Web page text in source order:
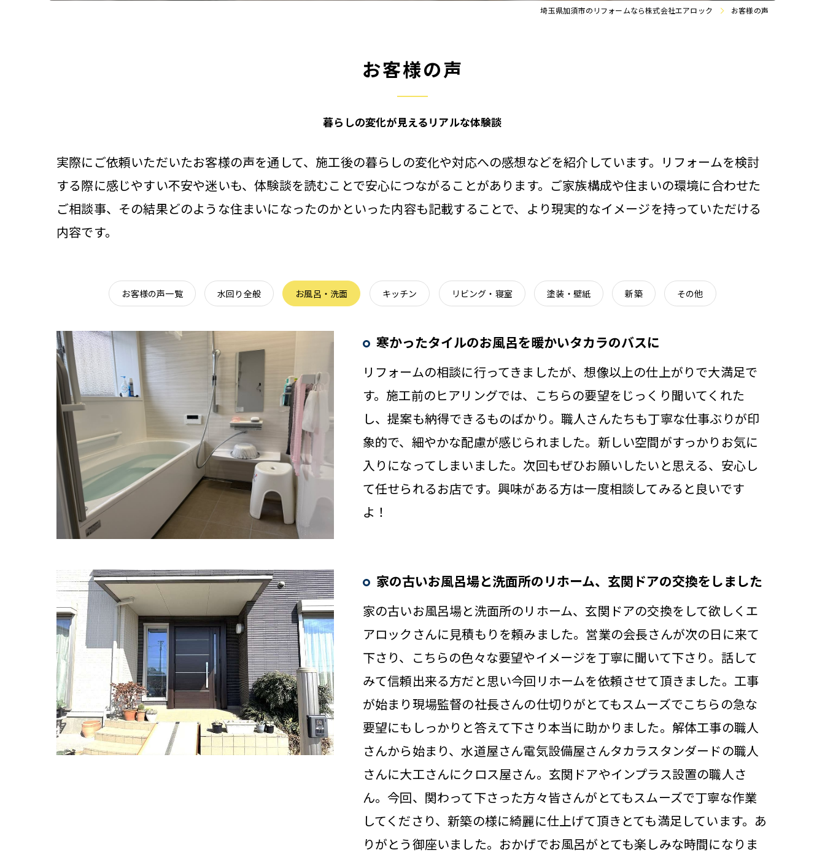
埼玉県加須市のリフォームなら株式会社エアロック お客様の声
お客様の声
暮らしの変化が見えるリアルな体験談
実際にご依頼いただいたお客様の声を通して、施工後の暮らしの変化や対応への感想などを紹介しています。リフォームを検討
する際に感じやすい不安や迷いも、体験談を読むことで安心につながることがあります。ご家族構成や住まいの環境に合わせた
ご相談事、その結果どのような住まいになったのかといった内容も記載することで、より現実的なイメージを持っていただける
内容です。
お客様の声一覧 水回り全般 お風呂・洗面 キッチン リビング・寝室 塗装・壁紙 新築 その他
寒かったタイルのお風呂を暖かいタカラのバスに
リフォームの相談に行ってきましたが、想像以上の仕上がりで大満足で
す。施工前のヒアリングでは、こちらの要望をじっくり聞いてくれた
し、提案も納得できるものばかり。職人さんたちも丁寧な仕事ぶりが印
象的で、細やかな配慮が感じられました。新しい空間がすっかりお気に
入りになってしまいました。次回もぜひお願いしたいと思える、安心し
て任せられるお店です。興味がある方は一度相談してみると良いです
よ！
家の古いお風呂場と洗面所のリホーム、玄関ドアの交換をしました
家の古いお風呂場と洗面所のリホーム、玄関ドアの交換をして欲しくエ
アロックさんに見積もりを頼みました。営業の会長さんが次の日に来て
下さり、こちらの色々な要望やイメージを丁寧に聞いて下さり。話して
みて信頼出来る方だと思い今回リホームを依頼させて頂きました。工事
が始まり現場監督の社長さんの仕切りがとてもスムーズでこちらの急な
要望にもしっかりと答えて下さり本当に助かりました。解体工事の職人
さんから始まり、水道屋さん電気設備屋さんタカラスタンダードの職人
さんに大工さんにクロス屋さん。玄関ドアやインプラス設置の職人さ
ん。今回、関わって下さった方々皆さんがとてもスムーズで丁寧な作業
してくださり、新築の様に綺麗に仕上げて頂きとても満足しています。あ
りがとう御座いました。おかげでお風呂がとても楽しみな時間になりま